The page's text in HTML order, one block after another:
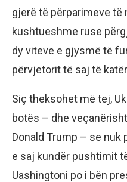
gjerë të përparimeve të
kushtueshme ruse
dy viteve e gjysmë të
përvjetorit të saj të
Siç theksohet më tej,
botës – dhe
Donald Trump – se
e saj kundër pushtimit
Uashingtoni po i bën